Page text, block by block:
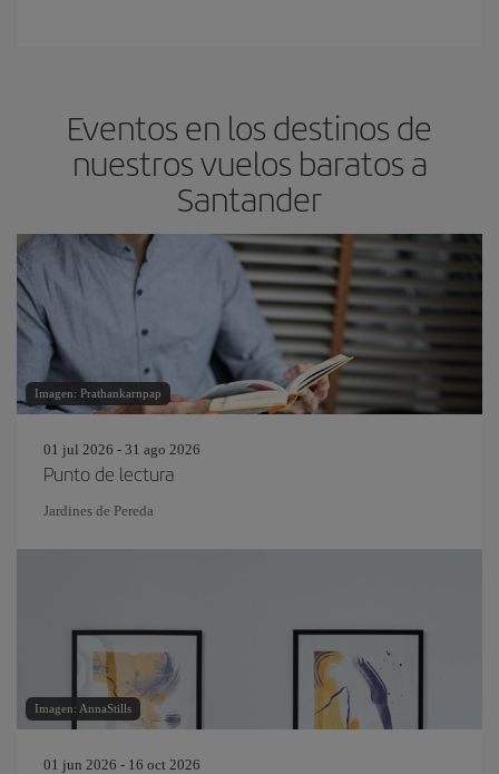
Eventos en los destinos de
nuestros vuelos baratos a
Santander
Imagen: Prathankarnpap
01 jul 2026 - 31 ago 2026
Punto de lectura
Jardines de Pereda
Imagen: AnnaStills
01 jun 2026 - 16 oct 2026